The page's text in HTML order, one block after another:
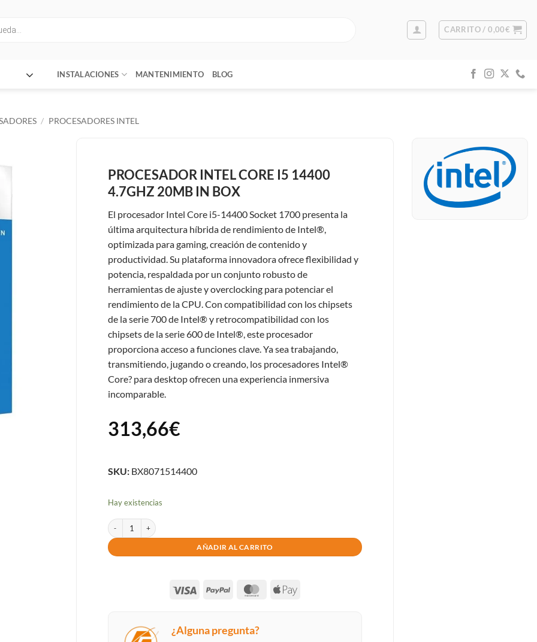
CARRITO /0,00€
INSTALACIONES MANTENIMIENTO BLOG
/ PROCESADORES INTEL
PROCESADOR INTEL CORE I5 14400
4.7GHZ 20MB IN BOX
El procesador Intel Core i5-14400 Socket 1700 presenta la
última arquitectura híbrida de rendimiento de Intel®,
optimizada para gaming, creación de contenido y
productividad. Su plataforma innovadora ofrece flexibilidad y
potencia, respaldada por un conjunto robusto de
herramientas de ajuste y overclocking para potenciar el
rendimiento de la CPU. Con compatibilidad con los chipsets
de la serie 700 de Intel® y retrocompatibilidad con los
chipsets de la serie 600 de Intel®, este procesador
proporciona acceso a funciones clave. Ya sea trabajando,
transmitiendo, jugando o creando, los procesadores Intel®
Core? para desktop ofrecen una experiencia inmersiva
incomparable.
313,66€
SKU: BX8071514400
Hay existencias
PROCESADOR INTEL CORE I5 14400 4.7GHZ 20MB IN BOX cantidad
AÑADIR AL CARRITO
Visa PayPal MasterCard
Apple
¿Alguna pregunta?